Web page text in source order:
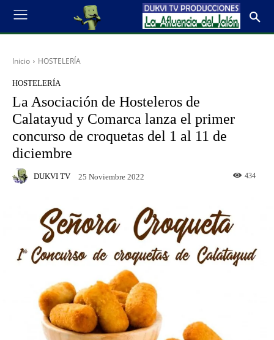
Inicio HOSTELERÍA
HOSTELERÍA
La Asociación de Hosteleros de
Calatayud y Comarca lanza el primer
concurso de croquetas del 1 al 11 de
diciembre
DUKVI TV 25 Noviembre 2022 434